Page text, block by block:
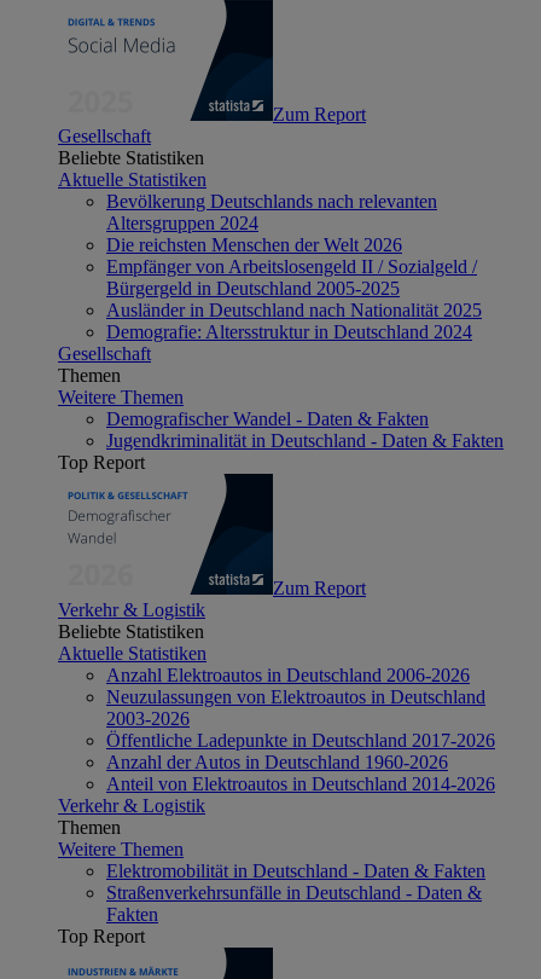
Zum Report
Gesellschaft
Beliebte Statistiken
Aktuelle Statistiken
Bevölkerung Deutschlands nach relevanten
Altersgruppen 2024
Die reichsten Menschen der Welt 2026
Empfänger von Arbeitslosengeld II / Sozialgeld /
Bürgergeld in Deutschland 2005-2025
Ausländer in Deutschland nach Nationalität 2025
Demografie: Altersstruktur in Deutschland 2024
Gesellschaft
Themen
Weitere Themen
Demografischer Wandel - Daten & Fakten
Jugendkriminalität in Deutschland - Daten & Fakten
Top Report
Zum Report
Verkehr & Logistik
Beliebte Statistiken
Aktuelle Statistiken
Anzahl Elektroautos in Deutschland 2006-2026
Neuzulassungen von Elektroautos in Deutschland
2003-2026
Öffentliche Ladepunkte in Deutschland 2017-2026
Anzahl der Autos in Deutschland 1960-2026
Anteil von Elektroautos in Deutschland 2014-2026
Verkehr & Logistik
Themen
Weitere Themen
Elektromobilität in Deutschland - Daten & Fakten
Straßenverkehrsunfälle in Deutschland - Daten &
Fakten
Top Report